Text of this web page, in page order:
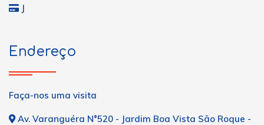
J
Endereço
Faça-nos uma visita
Av. Varanguéra N°520 - Jardim Boa Vista São Roque -